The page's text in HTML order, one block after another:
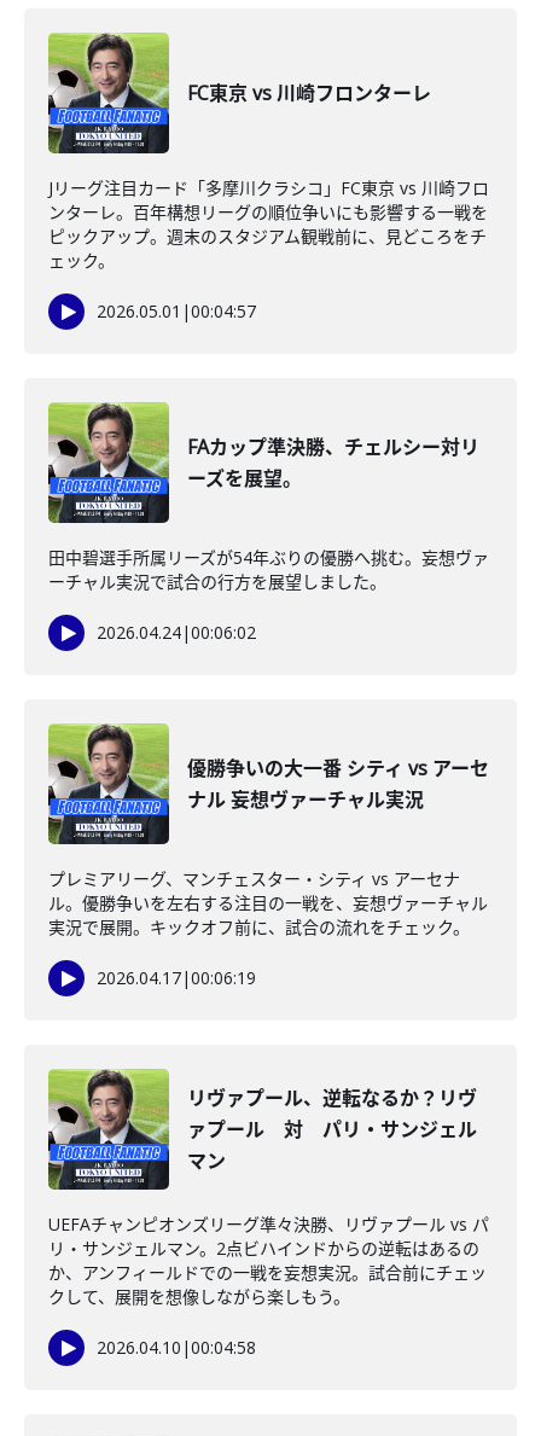
FC東京 vs 川崎フロンターレ
Jリーグ注目カード「多摩川クラシコ」FC東京 vs 川崎フロ
ンターレ。百年構想リーグの順位争いにも影響する一戦を
ピックアップ。週末のスタジアム観戦前に、見どころをチ
ェック。
2026.05.01 |00:04:57
FAカップ準決勝、チェルシー対リ
ーズを展望。
田中碧選手所属リーズが54年ぶりの優勝へ挑む。妄想ヴァ
ーチャル実況で試合の行方を展望しました。
2026.04.24|00:06:02
優勝争いの大一番 シティ vs アーセ
ナル 妄想ヴァーチャル実況
プレミアリーグ、マンチェスター・シティ vs アーセナ
ル。優勝争いを左右する注目の一戦を、妄想ヴァーチャル
実況で展開。キックオフ前に、試合の流れをチェック。
2026.04.17|00:06:19
リヴァプール、逆転なるか？リヴ
ァプール 対 パリ・サンジェル
マン
UEFAチャンピオンズリーグ準々決勝、リヴァプール vs パ
リ・サンジェルマン。2点ビハインドからの逆転はあるの
か、アンフィールドでの一戦を妄想実況。試合前にチェッ
クして、展開を想像しながら楽しもう。
2026.04.10 |00:04:58